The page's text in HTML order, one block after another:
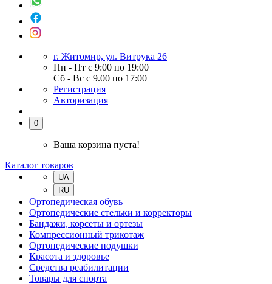
г. Житомир, ул. Витрука 26
Пн - Пт с 9:00 по 19:00
Сб - Вс с 9.00 по 17:00
Регистрация
Авторизация
0
Ваша корзина пуста!
Каталог товаров
UA
RU
Ортопедическая обувь
Ортопедические стельки и корректоры
Бандажи, корсеты и ортезы
Компрессионный трикотаж
Ортопедические подушки
Красота и здоровье
Средства реабилитации
Товары для спорта